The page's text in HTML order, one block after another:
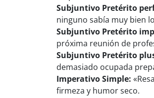
Subjuntivo Pretérito
ninguno sabía muy bien
Subjuntivo Pretérito
próxima reunión de
Subjuntivo Pretérito
demasiado ocupada
Imperativo Simple:
firmeza y humor seco.